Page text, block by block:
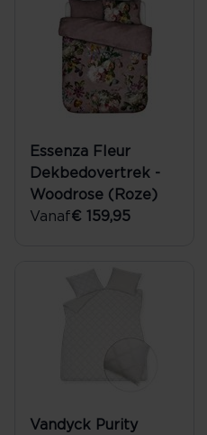
Essenza Fleur
Dekbedovertrek -
Woodrose (Roze)
Vanaf€ 159,95
Vandyck Purity